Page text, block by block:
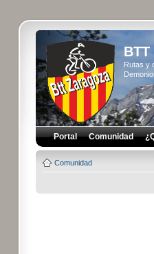
BTT
Rutas y
Portal Comunidad
Comunidad